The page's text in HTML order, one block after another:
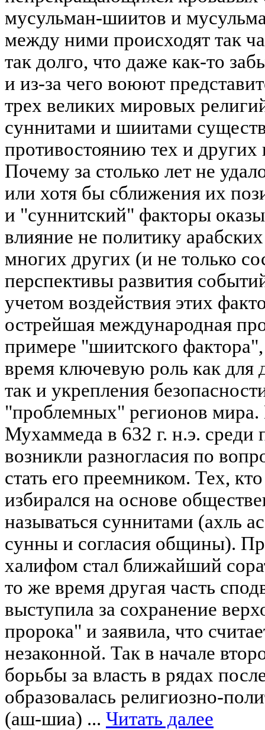
мусульман-шиитов и
между ними происходят так
так долго, что даже как-то
и из-за чего воюют
трех великих мировых
суннитами и шиитами
противостоянию тех и других
Почему за столько лет не
или хотя бы сближения их
и "суннитский" факторы
влияние не политику
многих других (и не только
перспективы развития
учетом воздействия этих
острейшая международная
примере "шиитского
время ключевую роль как для
так и укрепления
"проблемных" регионов
Мухаммеда в 632 г. н.э. среди
возникли разногласия по
стать его преемником. Тех,
избирался на основе
называться суннитами (ахль
сунны и согласия общины).
халифом стал ближайший
то же время другая часть
выступила за сохранение
пророка" и заявила, что
незаконной. Так в начале
борьбы за власть в рядах
образовалась религиозно-
(аш-шиа) ... Читать далее